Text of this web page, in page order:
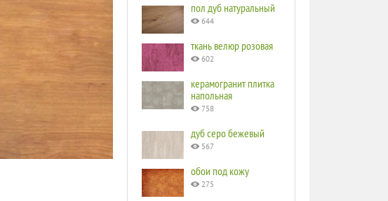
пол дуб натуральный
644
ткань велюр розовая
602
керамогранит плитка
напольная
758
дуб серо бежевый
567
обои под кожу
275